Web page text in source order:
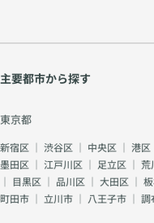
主要都市から探す
東京都
新宿区 ｜ 渋谷区 ｜ 中央区 ｜ 港区
墨田区 ｜ 江戸川区 ｜ 足立区 ｜ 荒
｜ 目黒区 ｜ 品川区 ｜ 大田区 ｜
町田市 ｜ 立川市 ｜ 八王子市 ｜ 調